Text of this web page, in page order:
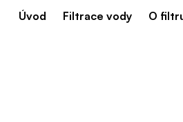
Úvod Filtrace vody O